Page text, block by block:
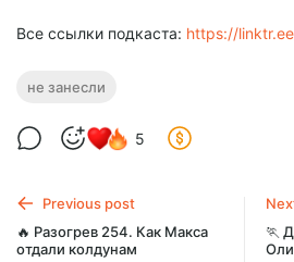
Все ссылки подкаста: https://
не занесли
5
Previous post
🔥 Разогрев 254. Как Макса
отдали колдунам
🏃